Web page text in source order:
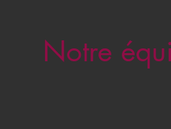
Notre